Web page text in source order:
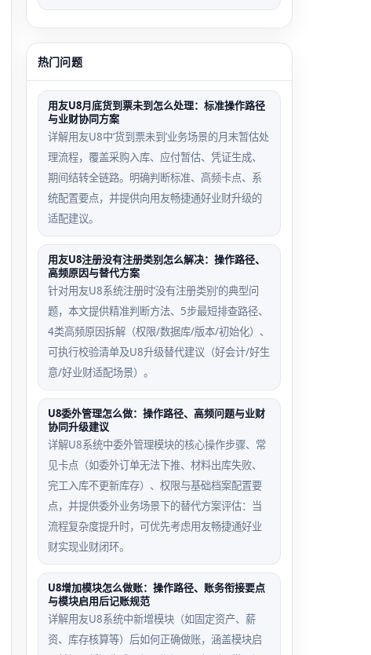
热门问题
用友U8月底货到票未到怎么处理：标准操作路径
与业财协同方案
详解用友U8中‘货到票未到’业务场景的月末暂估处
理流程，覆盖采购入库、应付暂估、凭证生成、
期间结转全链路。明确判断标准、高频卡点、系
统配置要点，并提供向用友畅捷通好业财升级的
适配建议。
用友U8注册没有注册类别怎么解决：操作路径、
高频原因与替代方案
针对用友U8系统注册时‘没有注册类别’的典型问
题，本文提供精准判断方法、5步最短排查路径、
4类高频原因拆解（权限/数据库/版本/初始化）、
可执行校验清单及U8升级替代建议（好会计/好生
意/好业财适配场景）。
U8委外管理怎么做：操作路径、高频问题与业财
协同升级建议
详解U8系统中委外管理模块的核心操作步骤、常
见卡点（如委外订单无法下推、材料出库失败、
完工入库不更新库存）、权限与基础档案配置要
点，并提供委外业务场景下的替代方案评估：当
流程复杂度提升时，可优先考虑用友畅捷通好业
财实现业财闭环。
U8增加模块怎么做账：操作路径、账务衔接要点
与模块启用后记账规范
详解用友U8系统中新增模块（如固定资产、薪
资、库存核算等）后如何正确做账，涵盖模块启